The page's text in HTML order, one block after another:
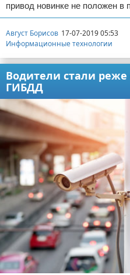
привод новинке не положен в
Август Борисов 17-07-2019 05:53
Информационные технологии
Водители стали
ГИБДД